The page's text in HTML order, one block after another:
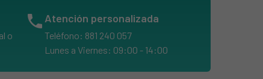
o
phone Atención personalizada
Teléfono: 881 240 057
Lunes a Viernes: 09:00 - 14:00